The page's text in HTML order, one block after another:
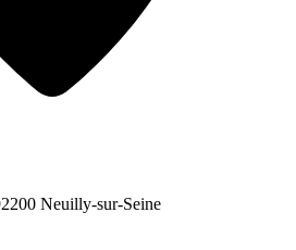
Neuilly-sur-Seine